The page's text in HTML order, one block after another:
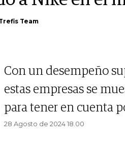
Team
Con un desempeño
estas empresas se
para tener en cuenta
28 Agosto de 2024 18.00